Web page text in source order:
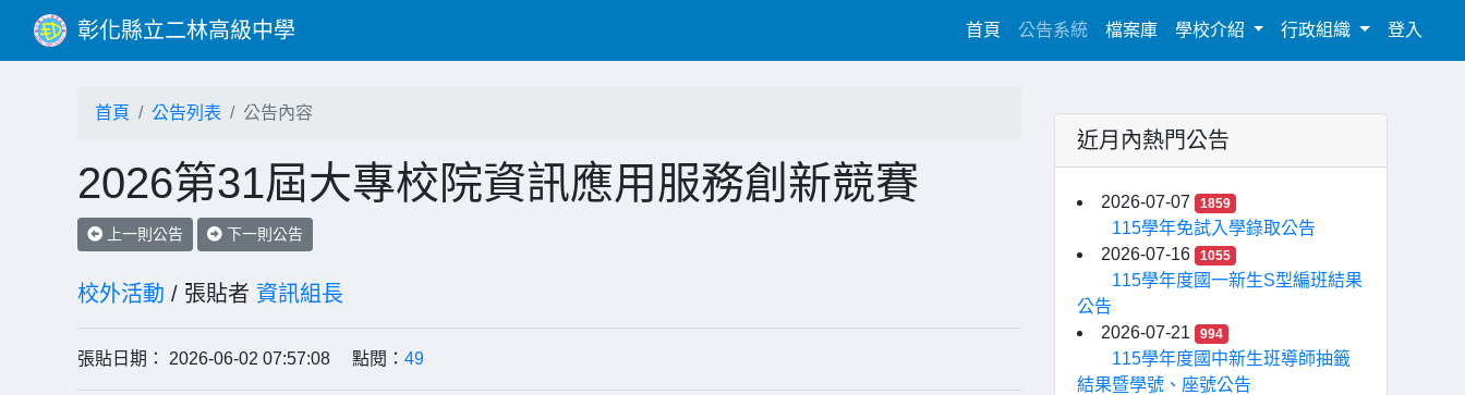
彰化縣立二林高級中學 首頁(current)
公告系統 檔案庫 學校介紹 行政組織 登入
首頁 公告列表 公告內容
2026第31屆大專校院資訊應用服務創新競賽
上一則公告 下一則公告
校外活動 / 張貼者 資訊組長
張貼日期： 2026-06-02 07:57:08 點閱： 49
近月內熱門公告
2026-07-07 1859
115學年免試入學錄取公告
2026-07-16
1055
115學年度國一新生S型編班結果
公告
2026-07-21
994
115學年度國中新生班導師抽籤
結果暨學號、座號公告